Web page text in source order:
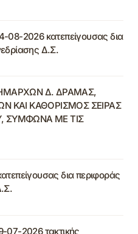
2026 κατεπείγουσας δια
Δ.Σ.
Δ. ΔΡΑΜΑΣ,
ΚΑΙ ΚΑΘΟΡΙΣΜΟΣ ΣΕΙΡΑΣ
ΣΥΜΦΩΝΑ ΜΕ ΤΙΣ
δια περιφοράς
2026 τακτικής